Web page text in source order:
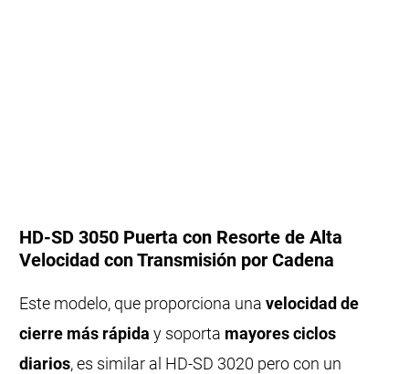
HD-SD 3050 Puerta con Resorte de Alta
Velocidad con Transmisión por Cadena
Este modelo, que proporciona unavelocidad de
cierre más rápida y soporta mayores ciclos
diarios, es similar al HD-SD 3020 pero con un